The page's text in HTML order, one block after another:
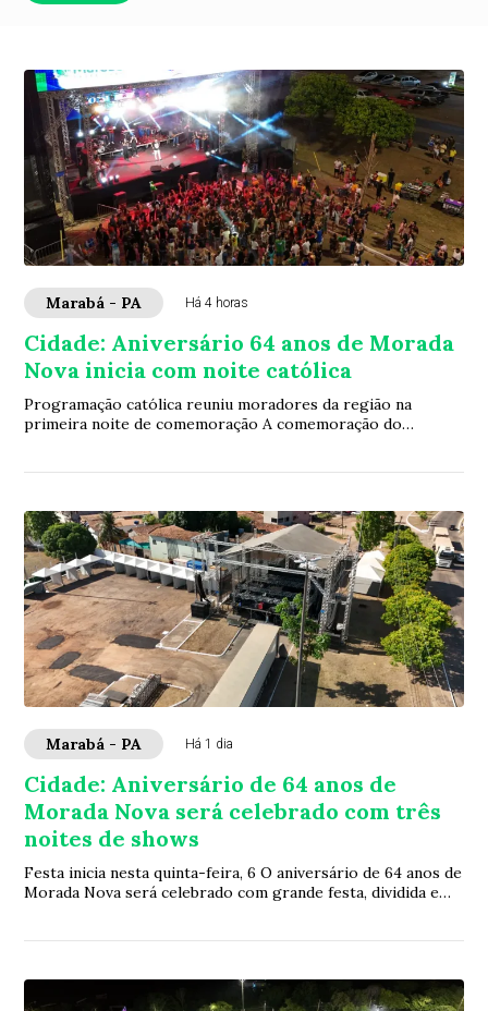
Marabá - PA Há 4 horas
Cidade: Aniversário 64 anos de Morada
Nova inicia com noite católica
Programação católica reuniu moradores da região na
primeira noite de comemoração A comemoração do
Marabá - PA Há 1 dia
Cidade: Aniversário de 64 anos de
Morada Nova será celebrado com três
noites de shows
Festa inicia nesta quinta-feira, 6 O aniversário de 64 anos de
Morada Nova será celebrado com grande festa, dividida em